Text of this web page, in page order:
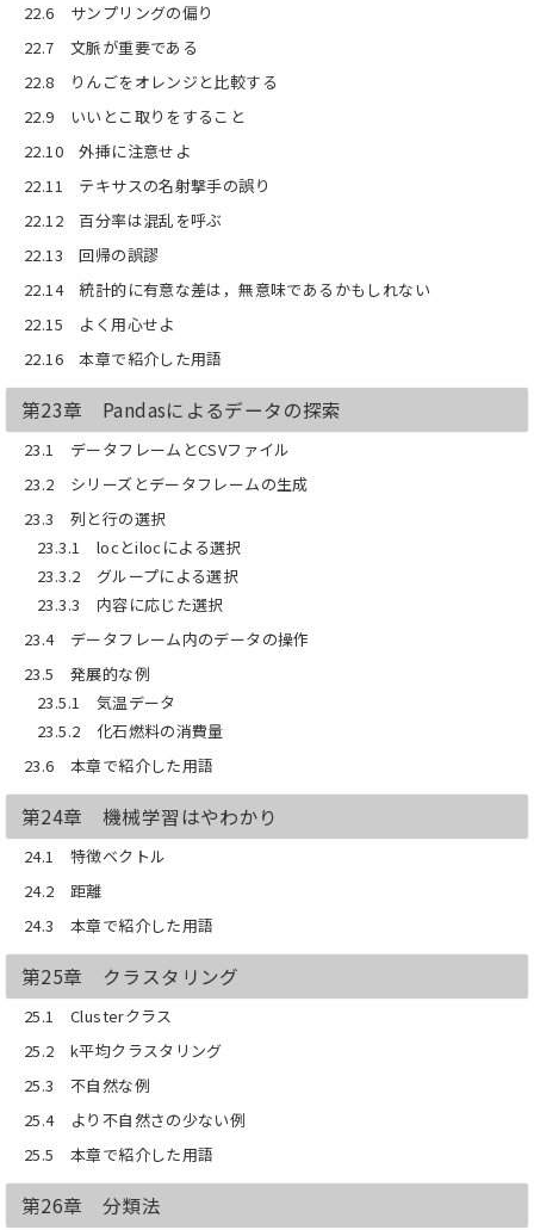
22.6 サンプリングの偏り
22.7 文脈が重要である
22.8 りんごをオレンジと比較する
22.9 いいとこ取りをすること
22.10 外挿に注意せよ
22.11 テキサスの名射撃手の誤り
22.12 百分率は混乱を呼ぶ
22.13 回帰の誤謬
22.14 統計的に有意な差は，無意味であるかもしれない
22.15 よく用心せよ
22.16 本章で紹介した用語
第23章 Pandasによるデータの探索
23.1 データフレームとCSVファイル
23.2 シリーズとデータフレームの生成
23.3 列と行の選択
23.3.1 locとilocによる選択
23.3.2 グループによる選択
23.3.3 内容に応じた選択
23.4 データフレーム内のデータの操作
23.5 発展的な例
23.5.1 気温データ
23.5.2 化石燃料の消費量
23.6 本章で紹介した用語
第24章 機械学習はやわかり
24.1 特徴ベクトル
24.2 距離
24.3 本章で紹介した用語
第25章 クラスタリング
25.1 Clusterクラス
25.2 k平均クラスタリング
25.3 不自然な例
25.4 より不自然さの少ない例
25.5 本章で紹介した用語
第26章 分類法